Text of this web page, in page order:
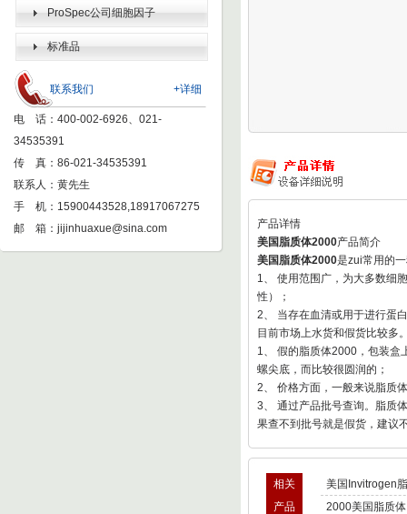
KIT） ProSpec公司细胞因子
标准品
+详细
联系我们
电 话：400-002-6926、021-
34535391
传 真：86-021-34535391
联系人：黄先生
手 机：15900443528,18917067275
邮 箱： jijinhuaxue@sina.com
产品详情
美国脂质体2000产品简介
美国脂质体2000是zui常用的
1、 使用范围广，为大多数细
性）；
2、 当存在血清或用于进行蛋
目前市场上水货和假货比较多
1、 假的脂质体2000，包装盒
螺尖底，而比较很圆润的；
2、 价格方面，一般来说脂质
3、 通过产品批号查询。脂质
果查不到批号就是假货，建议
相关
产品
美国Invitrogen
2000美国脂质体